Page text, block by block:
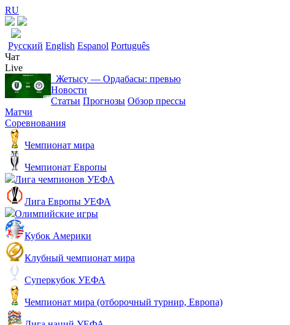
RU
Русский English Espanol Português
Чат
Live
Жетысу ― Ордабасы: превью
Новости
Статьи Прогнозы Обзор прессы
Матчи
Соревнования
Чемпионат мира
Чемпионат Европы
Лига чемпионов УЕФА
Лига Европы УЕФА
Олимпийские игры
Кубок Америки
Клубный чемпионат мира
Суперкубок УЕФА
Чемпионат мира (отборочный турнир, Европа)